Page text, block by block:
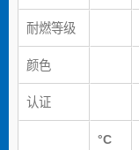
耐燃等级
颜色
认证
°C